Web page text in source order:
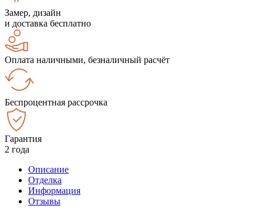
Замер, дизайн
и доставка бесплатно
Оплата наличными, безналичный расчёт
Беспроцентная рассрочка
Гарантия
2 года
Описание
Отделка
Информация
Отзывы